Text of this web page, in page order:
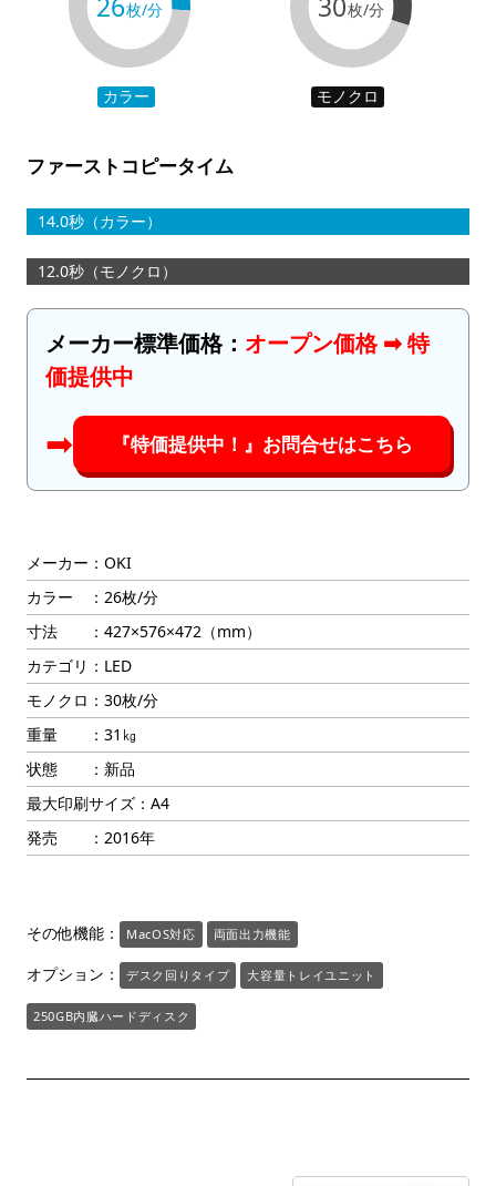
枚/分
カラー
枚/分
モノクロ
ファーストコピータイム
14.0秒（カラー）
12.0秒（モノクロ）
メーカー標準価格： オープン価格 ➡︎ 特
価提供中
➡︎ 『特価提供中！』お問合せはこちら
メーカー：OKI
カラー ：26枚/分
寸法 ：427×576×472（mm）
カテゴリ：LED
モノクロ：30枚/分
重量 ：31㎏
状態 ：新品
最大印刷サイズ：A4
発売 ：2016年
その他機能： MacOS対応 両面出力機能
オプション： デスク回りタイプ 大容量トレイユニット
250GB内臓ハードディスク